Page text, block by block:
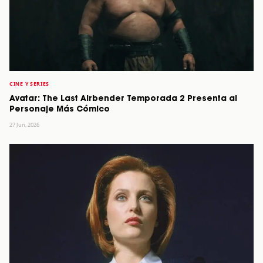
CINE Y SERIES
Avatar: The Last Airbender Temporada 2 Presenta al
Personaje Más Cómico
27 Jun, 2026